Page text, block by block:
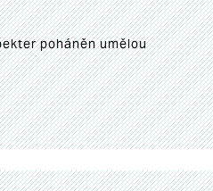
poháněn umělou